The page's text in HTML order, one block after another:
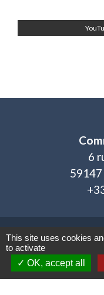
6
59147
Mentions légales -
This site uses cookies
to activate
OK, accept all